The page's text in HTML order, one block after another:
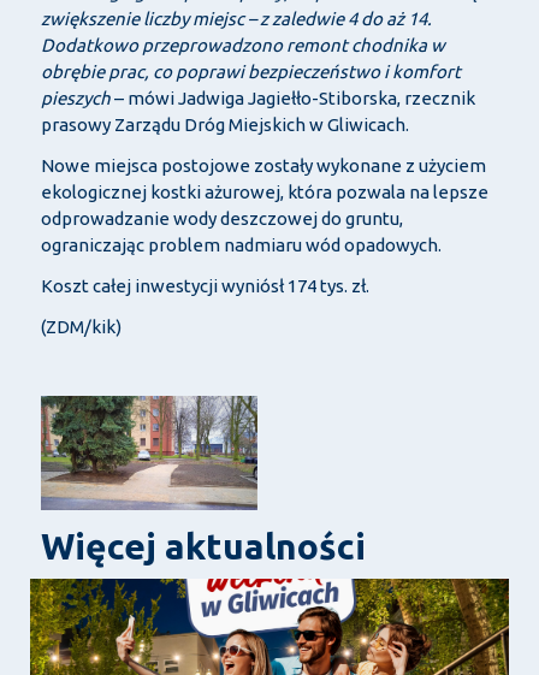
zwiększenie liczby miejsc – z zaledwie 4 do aż 14.
Dodatkowo przeprowadzono remont chodnika w
obrębie prac, co poprawi bezpieczeństwo i komfort
pieszych– mówi Jadwiga Jagiełło-Stiborska, rzecznik
prasowy Zarządu Dróg Miejskich w Gliwicach.
Nowe miejsca postojowe zostały wykonane z użyciem
ekologicznej kostki ażurowej, która pozwala na lepsze
odprowadzanie wody deszczowej do gruntu,
ograniczając problem nadmiaru wód opadowych.
Koszt całej inwestycji wyniósł 174 tys. zł.
(ZDM/kik)
Więcej aktualności